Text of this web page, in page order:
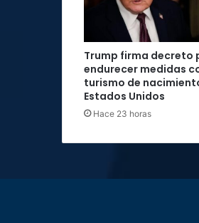
Trump firma decreto
endurecer medidas
turismo de
Estados Unidos
Hace 23 horas